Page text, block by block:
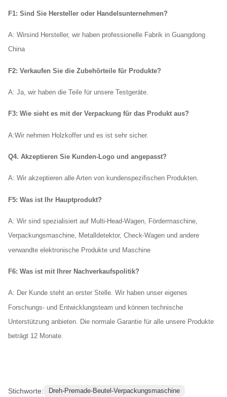
F1: Sind Sie Hersteller oder Handelsunternehmen?
A: Wirsind Hersteller, wir haben professionelle Fabrik in Guangdong
China
F2: Verkaufen Sie die Zubehörteile für Produkte?
A: Ja, wir haben die Teile für unsere Testgeräte.
F3: Wie sieht es mit der Verpackung für das Produkt aus?
A:Wir nehmen Holzkoffer und es ist sehr sicher.
Q4. Akzeptieren Sie Kunden-Logo und angepasst?
A: Wir akzeptieren alle Arten von kundenspezifischen Produkten.
F5: Was ist Ihr Hauptprodukt?
A: Wir sind spezialisiert auf Multi-Head-Wagen, Fördermaschine,
Verpackungsmaschine, Metalldetektor, Check-Wagen und andere
verwandte elektronische Produkte und Maschine
F6: Was ist mit Ihrer Nachverkaufspolitik?
A: Der Kunde steht an erster Stelle. Wir haben unser eigenes
Forschungs- und Entwicklungsteam und können technische
Unterstützung anbieten. Die normale Garantie für alle unsere Produkte
beträgt 12 Monate.
Stichworte:
Dreh-Premade-Beutel-Verpackungsmaschine